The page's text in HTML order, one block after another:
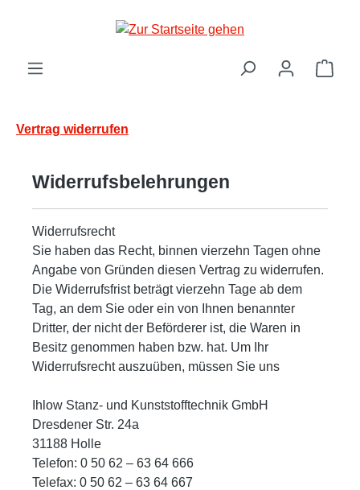
Zum Hauptinhalt springen
Vertrag widerrufen
Widerrufsbelehrungen
Widerrufsrecht
Sie haben das Recht, binnen vierzehn Tagen ohne
Angabe von Gründen diesen Vertrag zu widerrufen.
Die Widerrufsfrist beträgt vierzehn Tage ab dem
Tag, an dem Sie oder ein von Ihnen benannter
Dritter, der nicht der Beförderer ist, die Waren in
Besitz genommen haben bzw. hat. Um Ihr
Widerrufsrecht auszuüben, müssen Sie uns
Ihlow Stanz- und Kunststofftechnik GmbH
Dresdener Str. 24a
31188 Holle
Telefon: 0 50 62 – 63 64 666
Telefax: 0 50 62 – 63 64 667